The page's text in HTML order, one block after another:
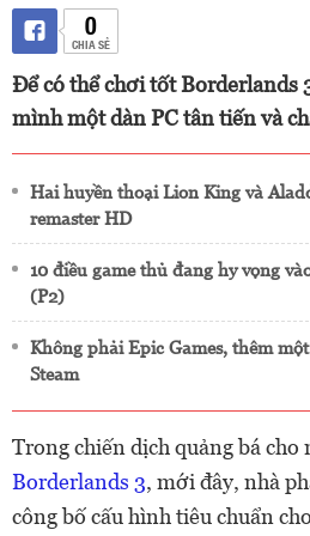
0
CHIA SẺ
Để có thể chơi tốt Borderlands
mình một dàn PC tân tiến và
Hai huyền thoại Lion King và
remaster HD
10 điều game thủ đang hy vọng
(P2)
Không phải Epic Games, thêm
Steam
Trong chiến dịch quảng bá cho
Borderlands 3, mới đây, nhà
công bố cấu hình tiêu chuẩn